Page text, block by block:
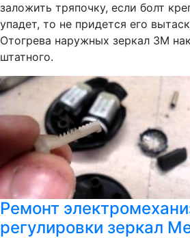
заложить тряпочку, если болт
упадет, то не придется его
Отогрева наружных зеркал 3М
штатного.
Ремонт
регулировки зеркал